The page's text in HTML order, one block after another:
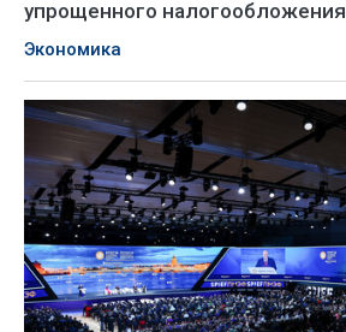
упрощенного налогообложения
Экономика